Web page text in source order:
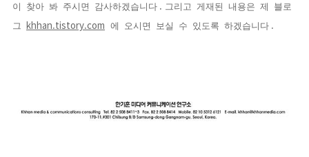
이 찾아 봐 주시면 감사하겠습니다 . 그리고 게재된 내용은 제
블로
그 khhan.tistory.com 에 오시면 보실 수 있도록 하겠습니다 .